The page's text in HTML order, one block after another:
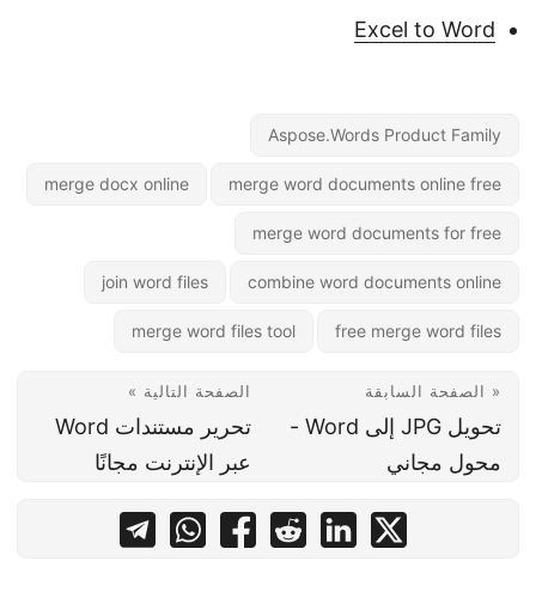
Excel to Word
Aspose.Words Product Family
merge word documents online free
merge docx online
merge word documents for free
combine word documents online
join word files
free merge word files
merge word files tool
« الصفحة السابقة
تحويل JPG إلى Word -
محول مجاني
الصفحة التالية »
تحرير مستندات Word
عبر الإنترنت مجانًا